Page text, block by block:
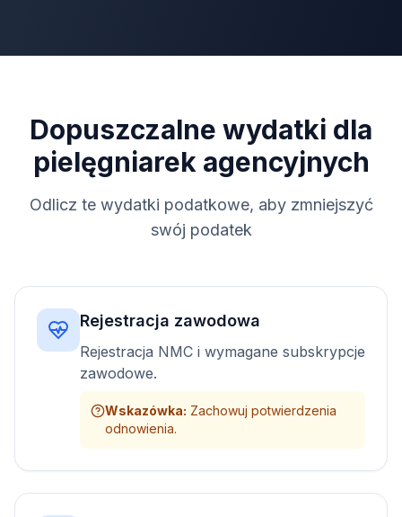
Dopuszczalne wydatki dla
pielęgniarek agencyjnych
Odlicz te wydatki podatkowe, aby zmniejszyć
swój podatek
Rejestracja zawodowa
Rejestracja NMC i wymagane subskrypcje
zawodowe.
Wskazówka: Zachowuj potwierdzenia
odnowienia.